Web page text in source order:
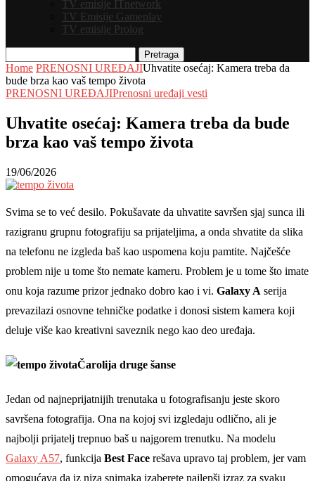
TV emisije ITnetwork
TV Emisije Gameplay
TV emisije Prolog
Pretraga
Home PRENOSNI UREĐAJIUhvatite osećaj: Kamera treba da
bude brza kao vaš tempo života
PRENOSNI UREĐAJIPrenosni uređaji vesti
Uhvatite osećaj: Kamera treba da bude
brza kao vaš tempo života
19/06/2026
Svima se to već desilo. Pokušavate da uhvatite savršen sjaj sunca ili
razigranu grupnu fotografiju sa prijateljima, a onda shvatite da slika
na telefonu ne izgleda baš kao uspomena koju pamtite. Najčešće
problem nije u tome što nemate kameru. Problem je u tome što imate
onu koja razume prizor jednako dobro kao i vi. Galaxy A serija
prevazilazi osnovne tehničke podatke i donosi sistem kamera koji
deluje više kao kreativni saveznik nego kao deo uređaja.
Čarolija druge šanse
Jedan od najneprijatnijih trenutaka u fotografisanju jeste skoro
savršena fotografija. Ona na kojoj svi izgledaju odlično, ali je
najbolji prijatelj trepnuo baš u najgorem trenutku. Na modelu
Galaxy A57, funkcija Best Face rešava upravo taj problem, jer vam
omogućava da iz niza snimaka izaberete najlepši izraz za svaku